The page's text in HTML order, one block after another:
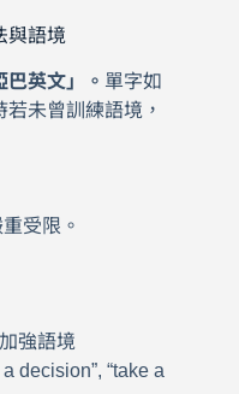
與語境
英文」。 單字如
未曾訓練語境，
受限。
強語境
decision”, “take a